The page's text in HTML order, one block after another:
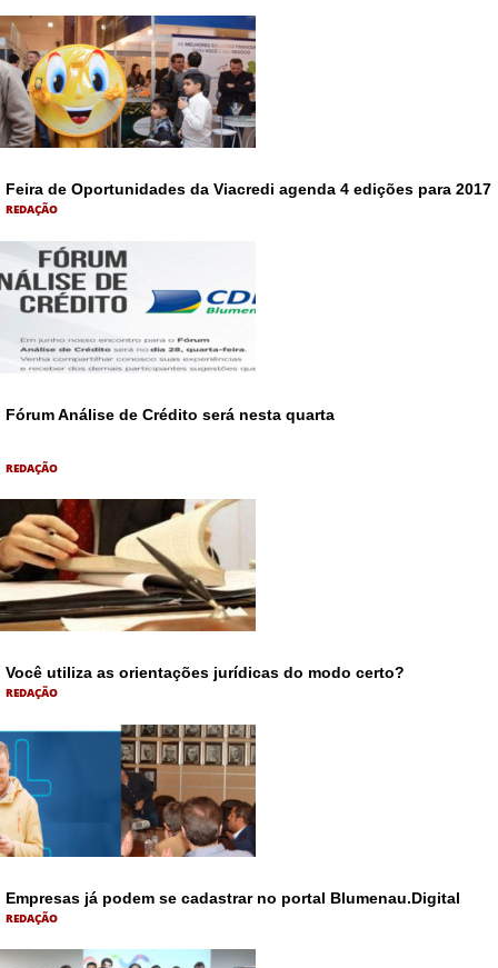
Feira de Oportunidades da Viacredi agenda 4 edições para 2017
REDAÇÃO
Fórum Análise de Crédito será nesta quarta
REDAÇÃO
Você utiliza as orientações jurídicas do modo certo?
REDAÇÃO
Empresas já podem se cadastrar no portal Blumenau.Digital
REDAÇÃO